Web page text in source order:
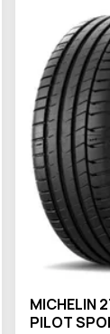
MICHELIN
PILOT